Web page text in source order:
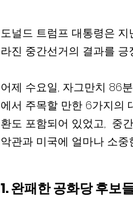
도널드 트럼프 대통령은
라진 중간선거의 결과를
어제 수요일, 자그만치 86
에서 주목할 만한 6가지의
환도 포함되어 있었고,  중
악관과 미국에 얼마나 소
1. 완패한 공화당 후보